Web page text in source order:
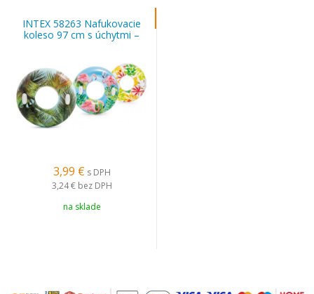
INTEX 58263 Nafukovacie
koleso 97 cm s úchytmi –
Pohodlie a zábava na vode
3,99 € s DPH
3,24 € bez DPH
na sklade